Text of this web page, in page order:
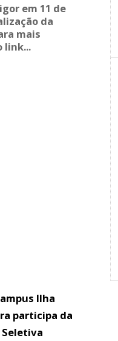
em 11 de
da
mais
link...
Ilha
participa da